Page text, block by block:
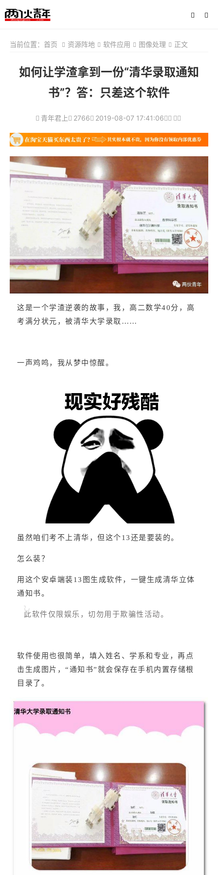
当前位置： 首页 资源阵地 软件应用 图像处理 正文
如何让学渣拿到一份“清华录取通知
书”？答：只差这个软件
青年君上 2766 2019-08-07 17:41:06
这是一个学渣逆袭的故事，我，高二数学40分，高
考满分状元，被清华大学录取……
一声鸡鸣，我从梦中惊醒。
虽然咱们考不上清华，但这个13还是要装的。
怎么装？
用这个安卓端装13图生成软件，一键生成清华立体
通知书。
此软件仅限娱乐，切勿用于欺骗性活动。
软件使用也很简单，填入姓名、学系和专业，再点
击生成图片，“通知书”就会保存在手机内置存储根
目录了。